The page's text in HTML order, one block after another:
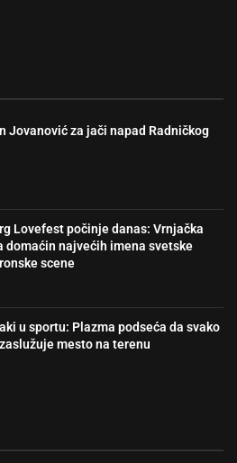
Jovanović za jači napad Radničkog
Lovefest počinje danas: Vrnjačka
domaćin najvećih imena svetske
scene
u sportu: Plazma podseća da svako
mesto na terenu